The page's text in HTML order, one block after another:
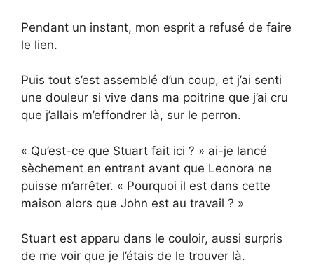
Pendant un instant, mon esprit a refusé de faire
le lien.
Puis tout s’est assemblé d’un coup, et j’ai senti
une douleur si vive dans ma poitrine que j’ai cru
que j’allais m’effondrer là, sur le perron.
« Qu’est-ce que Stuart fait ici ? » ai-je lancé
sèchement en entrant avant que Leonora ne
puisse m’arrêter. « Pourquoi il est dans cette
maison alors que John est au travail ? »
Stuart est apparu dans le couloir, aussi surpris
de me voir que je l’étais de le trouver là.